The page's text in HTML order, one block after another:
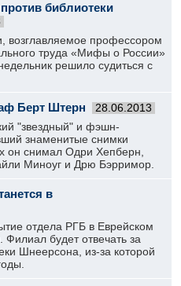
библиотеки
возглавляемое профессором
труда «Мифы о России»
решило судиться с
Берт Штерн 28.06.2013
"звездный" и фэшн-
знаменитые снимки
он снимал Одри Хепберн,
Миноуг и Дрю Бэрримор.
в
отдела РГБ в Еврейском
Филиал будет отвечать за
Шнеерсона, из-за которой